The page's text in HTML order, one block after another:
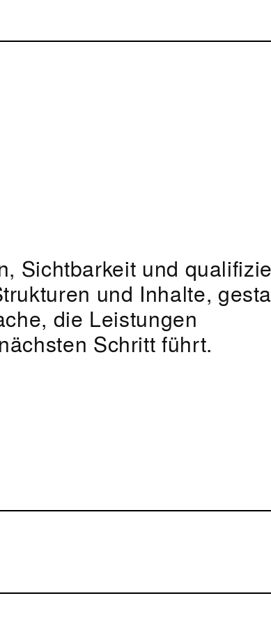
Sichtbarkeit und
und Inhalte,
die Leistungen
Schritt führt.